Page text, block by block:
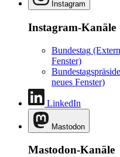
Instagram
Instagram-Kanäle
Bundestag
Fenster)
neues Fenster)
LinkedIn
Mastodon
Mastodon-Kanäle